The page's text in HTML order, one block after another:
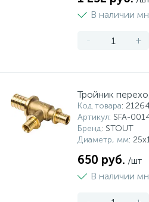
В наличии
- +
Тройник
Код товара:
Артикул: SFA-
Бренд: STOUT
Диаметр, мм:
650 руб. /шт
В наличии